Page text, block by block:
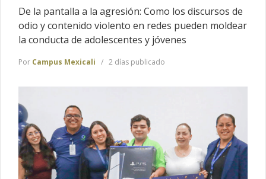
De la pantalla a la agresión: Como los discursos de
odio y contenido violento en redes pueden moldear
la conducta de adolescentes y jóvenes
Por Campus Mexicali 2 días publicado